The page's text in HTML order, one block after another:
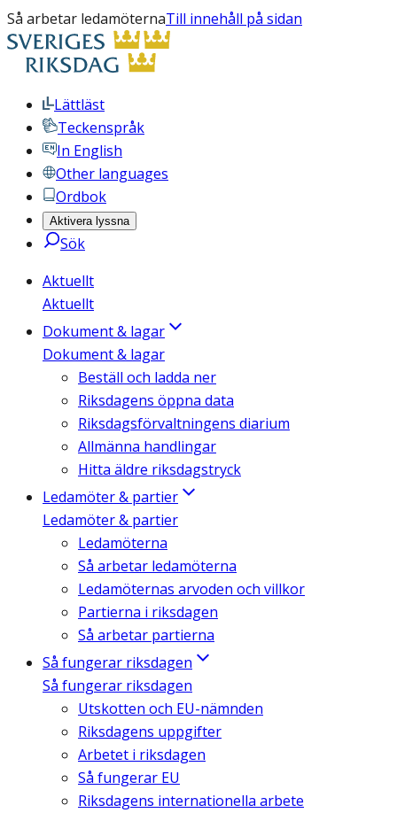
Så arbetar ledamöternaTill innehåll på sidan
Lättläst
Teckenspråk
In English
Other languages
Ordbok
Aktivera lyssna
Sök
Aktuellt
Aktuellt
Dokument & lagar
Dokument & lagar
Beställ och ladda ner
Riksdagens öppna data
Riksdagsförvaltningens diarium
Allmänna handlingar
Hitta äldre riksdagstryck
Ledamöter & partier
Ledamöter & partier
Ledamöterna
Så arbetar ledamöterna
Ledamöternas arvoden och villkor
Partierna i riksdagen
Så arbetar partierna
Så fungerar riksdagen
Så fungerar riksdagen
Utskotten och EU-nämnden
Riksdagens uppgifter
Arbetet i riksdagen
Så fungerar EU
Riksdagens internationella arbete